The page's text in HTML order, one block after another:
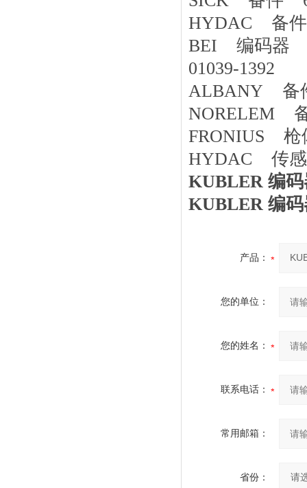
HYDAC 备件
BEI 编码器
01039-1392
ALBANY 备
NORELEM
FRONIUS 枪
HYDAC 传
KUBLER 编码
KUBLER 编码
产品：
您的单位：
您的姓名：
联系电话：
常用邮箱：
省份：